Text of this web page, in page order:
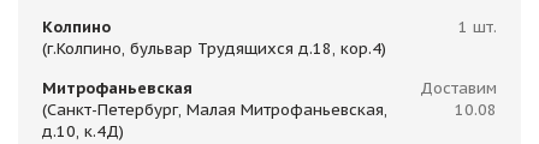
Колпино
(г.Колпино, бульвар Трудящихся д.18, кор.4)
1 шт.
Митрофаньевская
(Санкт-Петербург, Малая Митрофаньевская,
д.10, к.4Д)
Доставим
10.08